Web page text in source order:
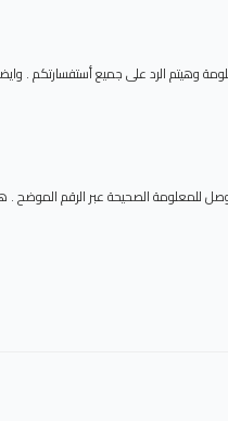
وهيتم الرد على جميع أستفسارتكم .
للمعلومة الصحيحة عبر الرقم